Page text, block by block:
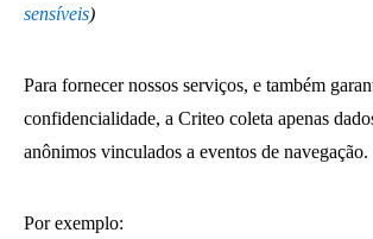
sensíveis)
Para fornecer nossos serviços, e também
confidencialidade, a Criteo coleta apenas
anônimos vinculados a eventos de navegação.
Por exemplo: